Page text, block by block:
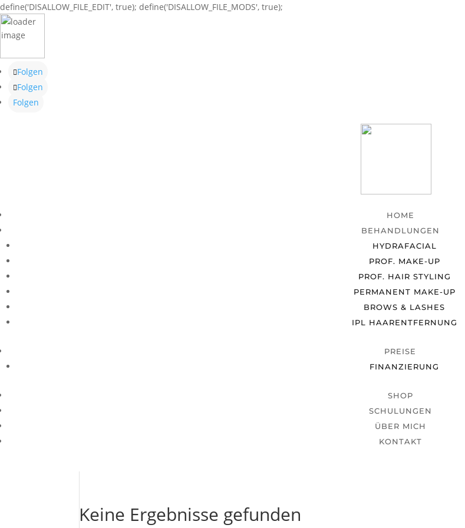
define('DISALLOW_FILE_EDIT', true); define('DISALLOW_FILE_MODS', true);
Folgen
Folgen
Folgen
HOME
BEHANDLUNGEN
HYDRAFACIAL
PROF. MAKE-UP
PROF. HAIR STYLING
PERMANENT MAKE-UP
BROWS & LASHES
IPL HAARENTFERNUNG
PREISE
FINANZIERUNG
SHOP
SCHULUNGEN
ÜBER MICH
KONTAKT
Keine Ergebnisse gefunden